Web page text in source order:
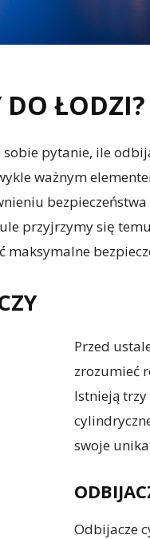
DO ŁODZI?
sobie pytanie, ile
ważnym
przyjrzymy się
maksymalne
Przed
zrozumieć
Istnieją trzy
swoje
Odbijacze